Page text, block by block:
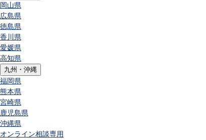
岡山県
広島県
徳島県
香川県
愛媛県
高知県
九州・沖縄
福岡県
熊本県
宮崎県
鹿児島県
沖縄県
オンライン相談専用